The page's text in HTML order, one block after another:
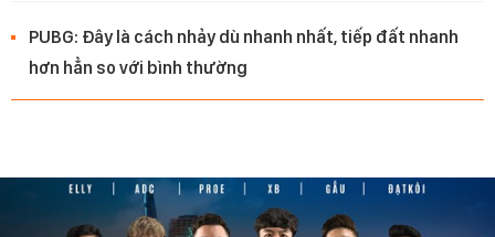
PUBG: Đây là cách nhảy dù nhanh nhất, tiếp đất nhanh
hơn hẳn so với bình thường